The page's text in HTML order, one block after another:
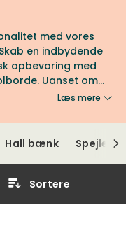
med vores
en indbydende
opbevaring med
Uanset om
linjer eller
Læs mere
Hall bænk Spejle
Sortere